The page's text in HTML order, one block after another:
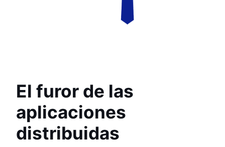
El furor de las
aplicaciones
distribuidas